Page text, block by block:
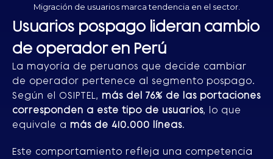
Migración de usuarios marca tendencia en el sector.
Usuarios pospago lideran cambio
de operador en Perú
La mayoría de peruanos que decide cambiar
de operador pertenece al segmento pospago.
Según el OSIPTEL, más del 76% de las portaciones
corresponden a este tipo de usuarios, lo que
equivale a más de 410.000 líneas.
Este comportamiento refleja una competencia